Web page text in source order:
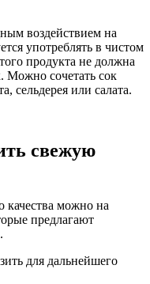
воздействием на
употреблять в чистом
продукта не должна
Можно сочетать сок
сельдерея или салата.
свежую
качества можно на
предлагают
для дальнейшего